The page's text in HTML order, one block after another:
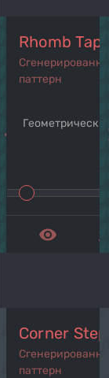
navigate_before
Rhomb
паттерн
remove_red_eye
Corner
паттерн